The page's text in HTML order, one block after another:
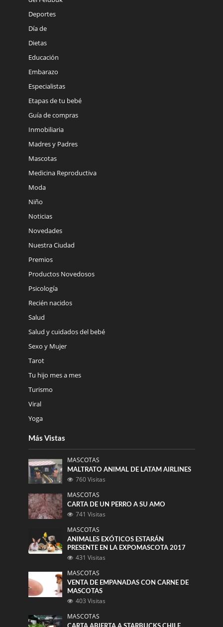
Deportes
Día de
Dietas
Educación
Embarazo
Especialistas
Etapas de tu bebé
Guía de compras
Inmobiliaria
Madres y Padres
Mascotas
Medicina Reproductiva
Moda
Niño
Noticias
Novedades
Nuestra Ciudad
Premios
Productos Novedosos
Psicología
Recién nacidos
Salud
Salud y cuidados del bebé
Sexo y Mujer
Tarot
Tu hijo mes a mes
Turismo
Viral
Yoga
Más Vistas
MASCOTAS
MALTRATO ANIMAL DE LATAM AIRLINES
760 Visitas
MASCOTAS
CARTA DE UN PERRO A SU AMO
741 Visitas
MASCOTAS
ANIMALES EXÓTICOS ESTARÁN
PRESENTE EN LA EXPOMASCOTA 2017
431 Visitas
MASCOTAS
VENTA DE EMPANADAS CON CARNE DE
MASCOTAS
403 Visitas
MASCOTAS